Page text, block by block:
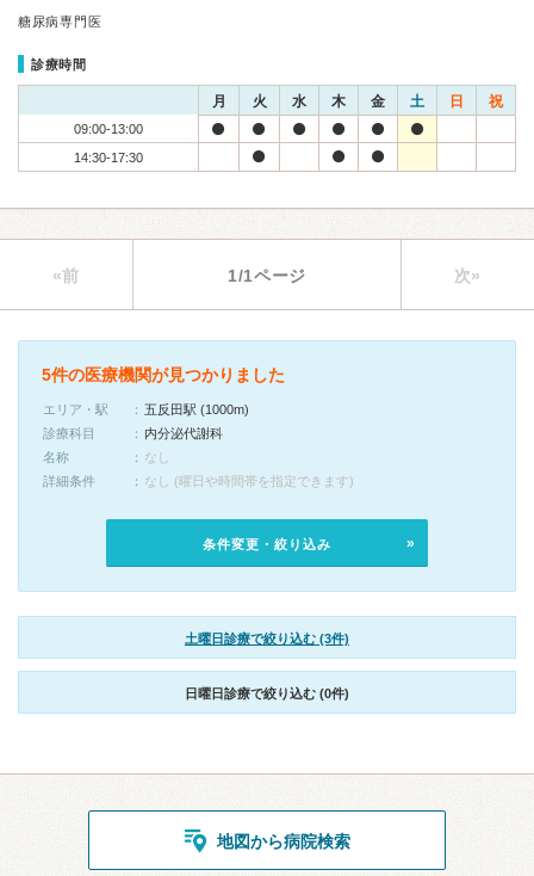
糖尿病専門医
診療時間
月 火 水 木 金 土 日 祝
09:00-13:00
14:30-17:30
«前 1/1ページ 次»
5件の医療機関が見つかりました
エリア・駅
五反田駅 (1000m)
診療科目
内分泌代謝科
名称
なし
詳細条件
なし (曜日や時間帯を指定できます)
条件変更・絞り込み
土曜日診療で絞り込む (3件)
日曜日診療で絞り込む (0件)
地図から病院検索